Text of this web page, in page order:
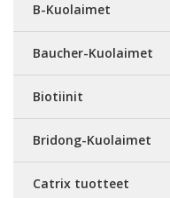
B-Kuolaimet
Baucher-Kuolaimet
Biotiinit
Bridong-Kuolaimet
Catrix tuotteet